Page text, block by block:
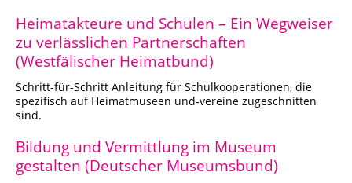
Heimatakteure und Schulen – Ein Wegweiser
zu verlässlichen Partnerschaften
(Westfälischer Heimatbund)
Schritt-für-Schritt Anleitung für Schulkooperationen, die
spezifisch auf Heimatmuseen und-vereine zugeschnitten
sind.
Bildung und Vermittlung im Museum
gestalten (Deutscher Museumsbund)
Porzellanmuseum Schloss Fürstenberg